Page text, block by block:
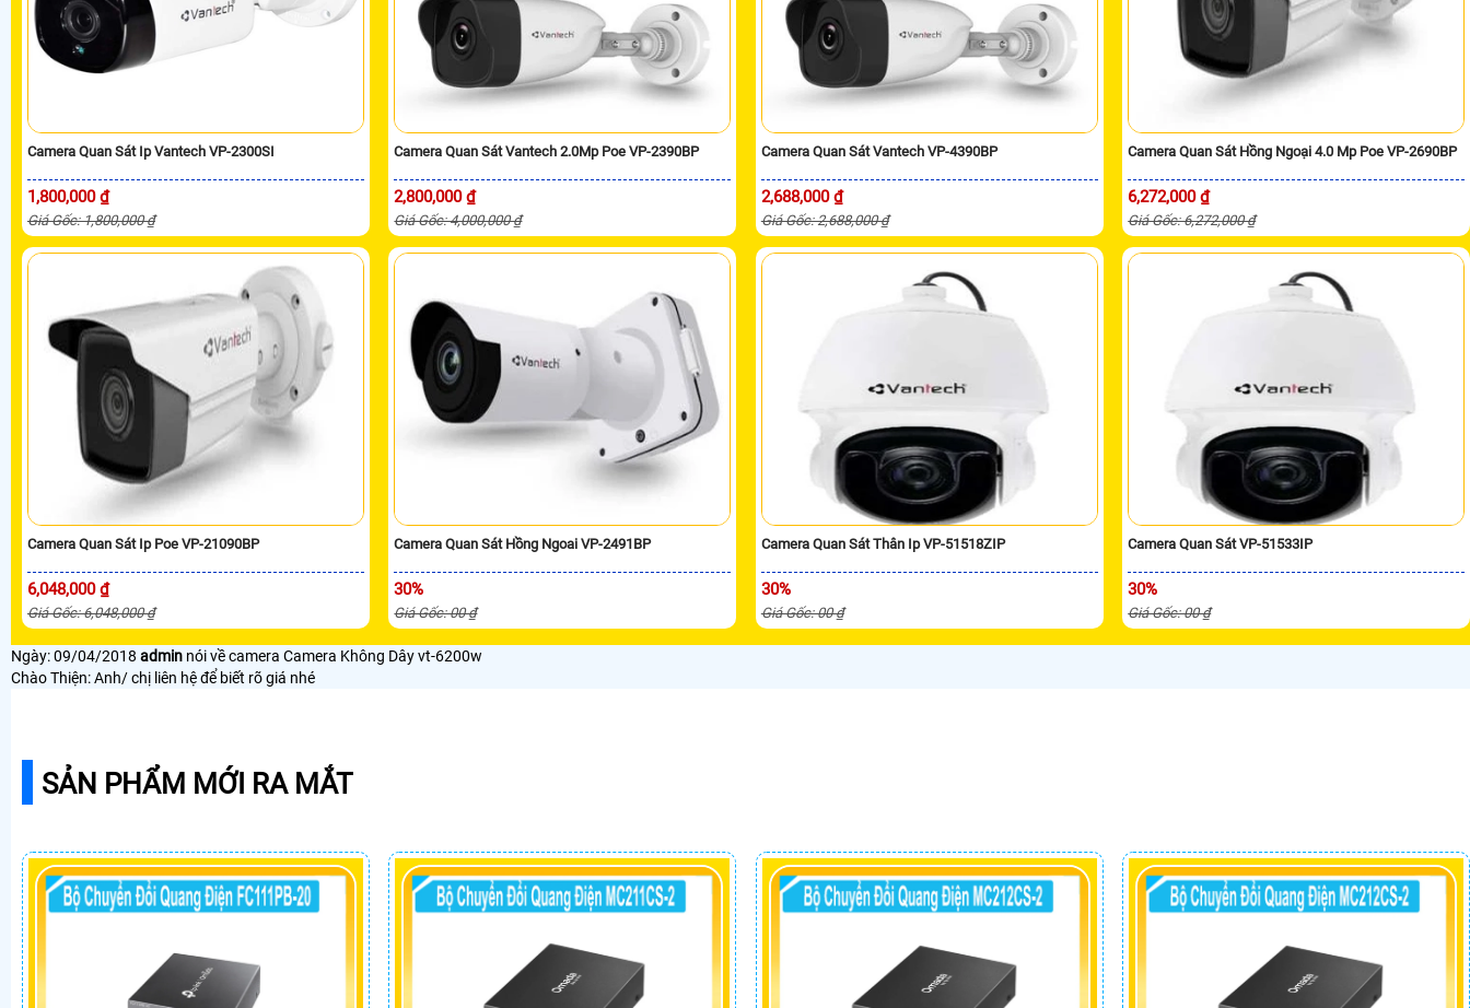
Camera Quan Sát Ip Vantech VP-2300SI
1,800,000 ₫
Giá Gốc: 1,800,000 ₫
Camera Quan Sát Vantech 2.0Mp Poe VP-2390BP
2,800,000 ₫
Giá Gốc: 4,000,000 ₫
Camera Quan Sát Vantech VP-4390BP
2,688,000 ₫
Giá Gốc: 2,688,000 ₫
Camera Quan Sát Hồng Ngoại 4.0 Mp Poe VP-2690BP
6,272,000 ₫
Giá Gốc: 6,272,000 ₫
Camera Quan Sát Ip Poe VP-21090BP
6,048,000 ₫
Giá Gốc: 6,048,000 ₫
Camera Quan Sát Hồng Ngoai VP-2491BP
30%
Giá Gốc: 00 ₫
Camera Quan Sát Thân Ip VP-51518ZIP
30%
Giá Gốc: 00 ₫
Camera Quan Sát VP-51533IP
30%
Giá Gốc: 00 ₫
Ngày: 09/04/2018 admin nói về camera Camera Không Dây vt-6200w
Chào Thiện: Anh/ chị liên hệ để biết rõ giá nhé
SẢN PHẨM MỚI RA MẮT